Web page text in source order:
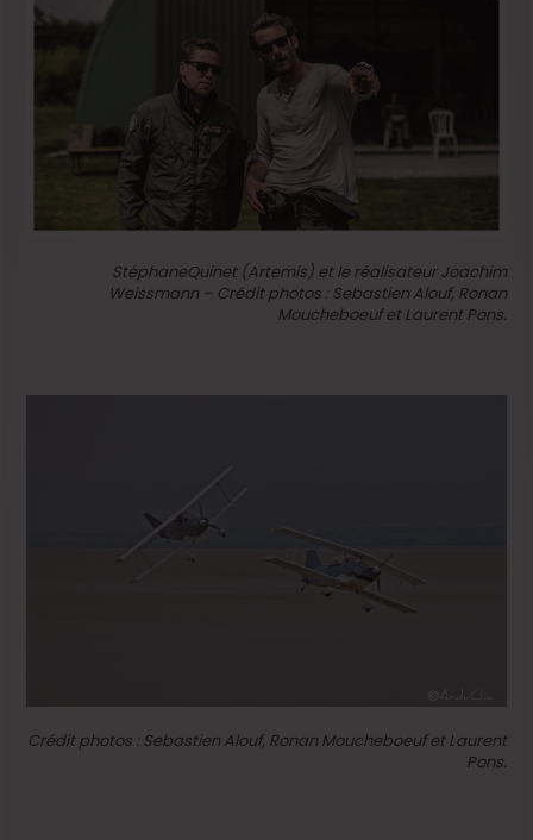
StéphaneQuinet (Artemis) et le réalisateur Joachim
Weissmann – Crédit photos : Sebastien Alouf, Ronan
Moucheboeuf et Laurent Pons.
Crédit photos : Sebastien Alouf, Ronan Moucheboeuf et Laurent
Pons.